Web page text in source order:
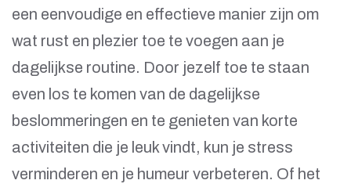
een eenvoudige en effectieve manier zijn om
wat rust en plezier toe te voegen aan je
dagelijkse routine. Door jezelf toe te staan
even los te komen van de dagelijkse
beslommeringen en te genieten van korte
activiteiten die je leuk vindt, kun je stress
verminderen en je humeur verbeteren. Of het